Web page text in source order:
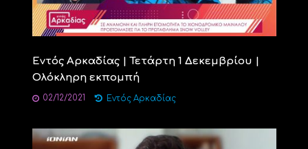
Εντός Αρκαδίας | Τετάρτη 1 Δεκεμβρίου |
Ολόκληρη εκπομπή
02/12/2021 Εντός Αρκαδίας